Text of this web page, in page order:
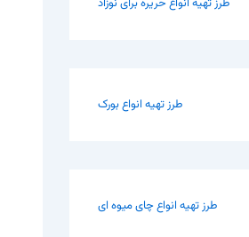
طرز تهیه انواع حریره برای نوزاد
طرز تهیه انواع بورک
طرز تهیه انواع چای میوه ای